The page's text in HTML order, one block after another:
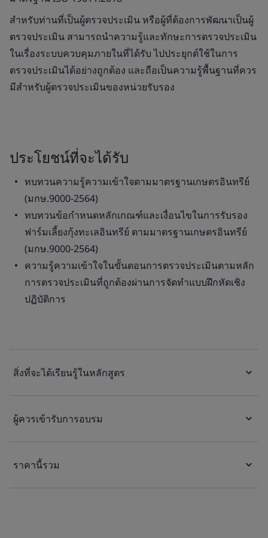
สำหรับท่านที่เป็นผู้ตรวจประเมิน หรือผู้ที่ต้องการพัฒนาเป็นผู้
ตรวจประเมิน สามารถนำความรู้และทักษะการตรวจประเมิน
ในเรื่องระบบควบคุมภายในที่ได้รับ ไปประยุกต์ใช้ในการ
ตรวจประเมินได้อย่างถูกต้อง และถือเป็นความรู้พื้นฐานที่ควร
มีสำหรับผู้ตรวจประเมินของหน่วยรับรอง
ประโยชน์ที่จะได้รับ
ทบทวนความรู้ความเข้าใจตามมาตรฐานเกษตรอินทรีย์
(มกษ.9000-2564)
ทบทวนข้อกำหนดหลักเกณฑ์และเงื่อนไขในการรับรอง
ฟาร์มเลี้ยงกุ้งทะเลอินทรีย์ ตามมาตรฐานเกษตรอินทรีย์
(มกษ.9000-2564)
ความรู้ความเข้าใจในขั้นตอนการตรวจประเมินตามหลัก
การตรวจประเมินที่ถูกต้องผ่านการจัดทำแบบฝึกหัดเชิง
ปฏิบัติการ
สิ่งที่จะได้เรียนรู้ในหลักสูตร
ผู้ควรเข้ารับการอบรม
ราคานี้รวม